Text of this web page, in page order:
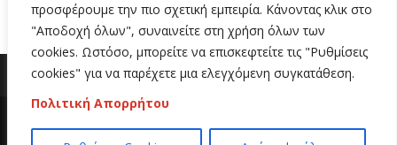
προσφέρουμε την πιο σχετική εμπειρία. Κάνοντας κλικ στο
"Αποδοχή όλων", συναινείτε στη χρήση όλων των
cookies. Ωστόσο, μπορείτε να επισκεφτείτε τις "Ρυθμίσεις
cookies" για να παρέχετε μια ελεγχόμενη συγκατάθεση.
Πολιτική Απορρήτου
Copyright 2020 | All Rights Reserved | Κατασκευή